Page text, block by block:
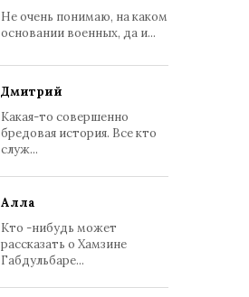
Не очень понимаю, на каком
основании военных, да и...
Дмитрий
Какая-то совершенно
бредовая история. Все кто
служ...
Алла
Кто -нибудь может
рассказать о Хамзине
Габдульбаре...